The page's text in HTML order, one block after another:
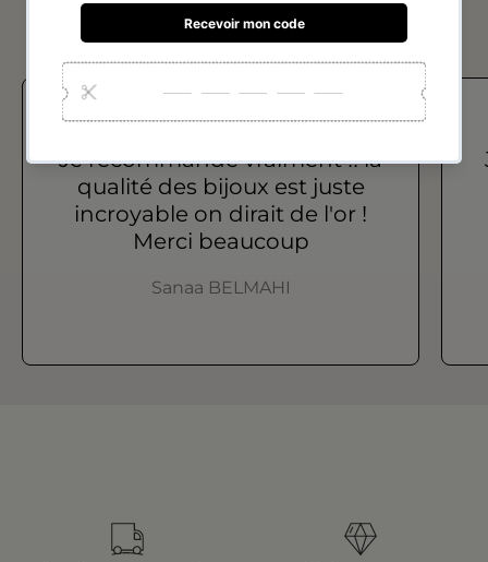
Avis de nos clients
Je recommande vraiment !! la
qualité des bijoux est juste
incroyable on dirait de l'or !
Merci beaucoup
Sanaa BELMAHI